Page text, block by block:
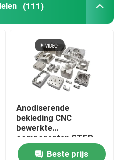
(111)
Anodiserende
bekleding CNC
bewerkte
componenten STEP
tekenformaat
Beste prijs